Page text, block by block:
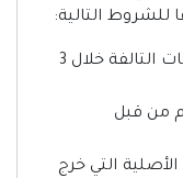
للشروط التالية:
يحق لعملاء المتجر إرجاع المنتجات التالفة خلال 3
من قبل
التي خرج